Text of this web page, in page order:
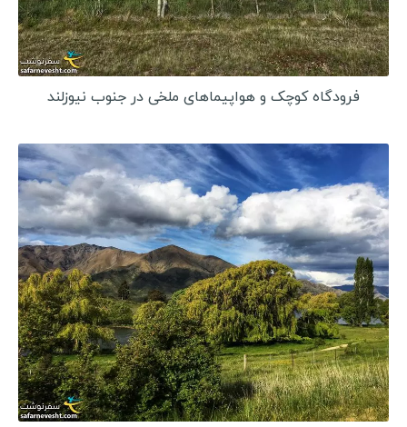
فرودگاه کوچک و هواپیماهای ملخی در جنوب نیوزلند